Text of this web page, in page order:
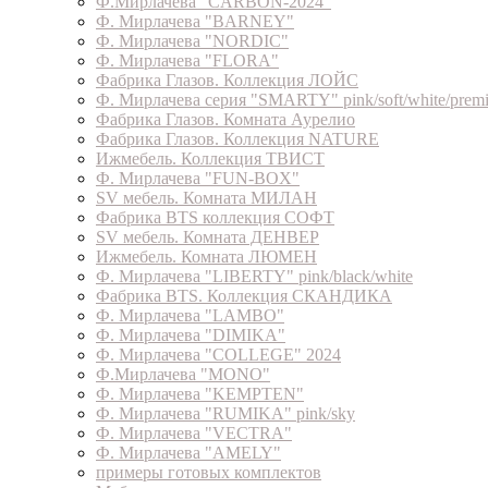
Ф. Мирлачева "BARNEY"
Ф. Мирлачева "NORDIC"
Ф. Мирлачева "FLORA"
Фабрика Глазов. Коллекция ЛОЙС
Ф. Мирлачева серия "SMARTY" pink/soft/white/
Фабрика Глазов. Комната Аурелио
Фабрика Глазов. Коллекция NATURE
Ижмебель. Коллекция ТВИСТ
Ф. Мирлачева "FUN-BOX"
SV мебель. Комната МИЛАН
Фабрика BTS коллекция СОФТ
SV мебель. Комната ДЕНВЕР
Ижмебель. Комната ЛЮМЕН
Ф. Мирлачева "LIBERTY" pink/black/white
Фабрика BTS. Коллекция СКАНДИКА
Ф. Мирлачева "LAMBO"
Ф. Мирлачева "DIMIKA"
Ф. Мирлачева "COLLEGE" 2024
Ф.Мирлачева "MONO"
Ф. Мирлачева "KEMPTEN"
Ф. Мирлачева "RUMIKA" pink/sky
Ф. Мирлачева "VECTRA"
Ф. Мирлачева "AMELY"
примеры готовых комплектов